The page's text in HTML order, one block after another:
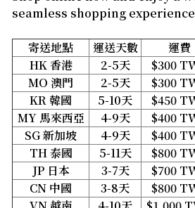
seamless shopping
寄送地點 運送天數 運費
HK 香港
2-5天 $300
MO 澳門
2-5天 $300
KR 韓國
5-10天 $450
MY 馬來西亞
4-9天 $400
SG 新加坡
4-9天 $400
TH 泰國
5-11天 $800
JP 日本
3-7天 $700
CN 中國
3-8天 $800